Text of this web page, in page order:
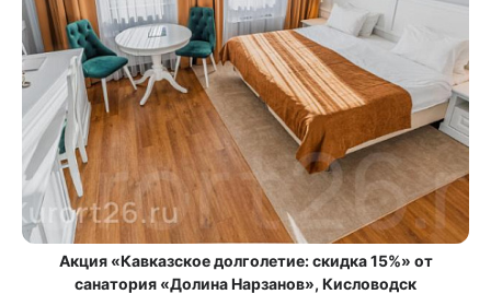
Акция «Кавказское долголетие: скидка 15%» от
санатория «Долина Нарзанов», Кисловодск